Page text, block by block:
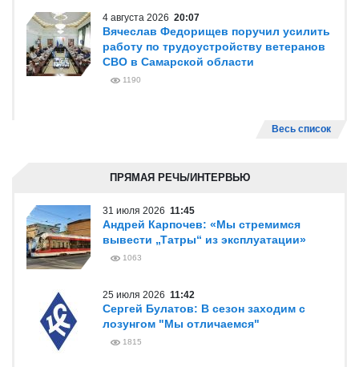
4 августа 2026 20:07
Вячеслав Федорищев поручил усилить
работу по трудоустройству ветеранов
СВО в Самарской области
1190
Весь список
ПРЯМАЯ РЕЧЬ/ИНТЕРВЬЮ
31 июля 2026 11:45
Андрей Карпочев: «Мы стремимся
вывести „Татры“ из эксплуатации»
1063
25 июля 2026 11:42
Сергей Булатов: В сезон заходим с
лозунгом "Мы отличаемся"
1815